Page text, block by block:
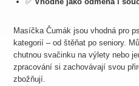
Masíčka Čumák jsou vhodná pro
kategorií – od štěňat po seniory.
chutnou svačinku na výlety nebo
zpracování si zachovávají svou
zbožňují.